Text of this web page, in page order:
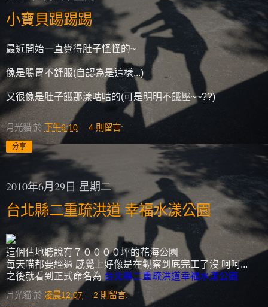
小寶貝踢踢踢
最近開始一直覺得肚子怪怪的~
像是腸胃不舒服(自認為是這樣...)
又很像是肚子餓那漾咕咕的(可是明明不餓壓~~??)
月光貓 於 下午6:10 4 則留言:
分享
2010年6月29日 星期二
台北縣二重疏洪道 幸福水漾公園
這個佔地聽說有７００００坪的花海公園
每天喵都要經過 感覺上好像是在觀察到底完工了沒 呵呵...
之後就看到正式命名為 台北縣二重疏洪道幸福水漾公園
月光貓 於 凌晨12:07 2 則留言: